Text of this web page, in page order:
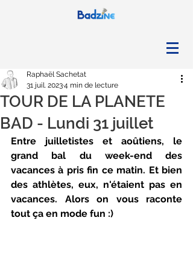
TOUR DE LA PLANETE
BAD - Lundi 31 juillet
Raphaël Sachetat
31 juil. 20234 min de lecture
Entre juilletistes et aoûtiens, le
grand bal du week-end des
vacances à pris fin ce matin. Et bien
des athlètes, eux, n'étaient pas en
vacances. Alors on vous raconte
tout ça en mode fun :)